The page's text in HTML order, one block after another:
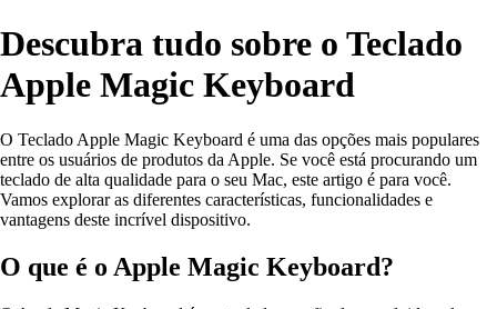
Descubra tudo sobre o Teclado
Apple Magic Keyboard
O Teclado Apple Magic Keyboard é uma das opções mais populares
entre os usuários de produtos da Apple. Se você está procurando um
teclado de alta qualidade para o seu Mac, este artigo é para você.
Vamos explorar as diferentes características, funcionalidades e
vantagens deste incrível dispositivo.
O que é o Apple Magic Keyboard?